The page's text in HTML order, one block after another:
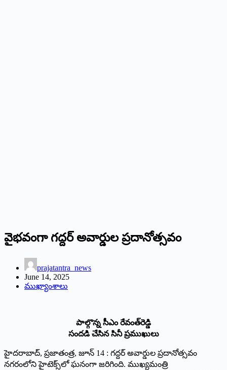
వైభవంగా గద్దర్‌ అవార్డుల ప్రదానోత్సవం
prajatantra_news
June 14, 2025
ముఖ్యాంశాలు
పాల్గొన్న సీఎం రేవంత్‌రెడ్డి
సందడి చేసిన సినీ ప్రముఖులు
హైదరాబాద్‌, ప్రజాతంత్ర, జూన్‌ 14 : గద్దర్‌ అవార్డుల ప్రదానోత్సవం
నగరంలోని హైటెక్స్‌లో ఘనంగా జరిగింది. ముఖ్యమంత్రి